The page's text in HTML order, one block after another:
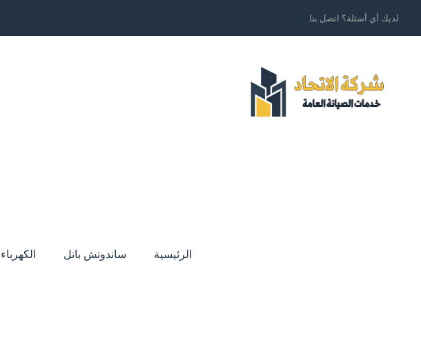
لديك أي أسئلة؟ اتصل بنا
الرئيسية ساندوتش بانل الكهرباء